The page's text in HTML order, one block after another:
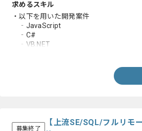
求めるスキル
・以下を用いた開発案件
‐JavaScript
‐C#
‐VB.NET
募集終了
【上流SE/SQL/フルリモ